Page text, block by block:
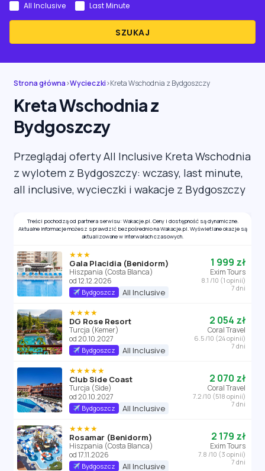
SZUKAJ
All Inclusive Last Minute
Strona główna›Wycieczki›Kreta Wschodnia z Bydgoszczy
Kreta Wschodnia z
Bydgoszczy
Przeglądaj oferty All Inclusive Kreta Wschodnia
z wylotem z Bydgoszczy: wczasy, last minute,
all inclusive, wycieczki i wakacje z Bydgoszczy
Treści pochodzą od partnera serwisu: Wakacje.pl. Ceny i dostępność są dynamiczne.
Aktualne informacje możesz sprawdzić bezpośrednio na Wakacje.pl. Wyświetlane okazje są
aktualizowane w interwałach czasowych.
★★★
Gala Placidia (Benidorm)
Hiszpania (Costa Blanca)
od 12.12.2026
Bydgoszcz All Inclusive
1 999 zł
Exim Tours
8.1 /10 (1 opinii)
7 dni
★★★★
DG Rose Resort
Turcja (Kemer)
od 20.10.2027
Bydgoszcz All Inclusive
2 054 zł
Coral Travel
6.5 /10 (24 opinii)
7 dni
★★★★★
Club Side Coast
Turcja (Side)
od 20.10.2027
Bydgoszcz All Inclusive
2 070 zł
Coral Travel
7.2 /10 (518 opinii)
7 dni
★★★★
Rosamar (Benidorm)
Hiszpania (Costa Blanca)
od 17.11.2026
Bydgoszcz All Inclusive
2 179 zł
Exim Tours
7.8 /10 (3 opinii)
7 dni